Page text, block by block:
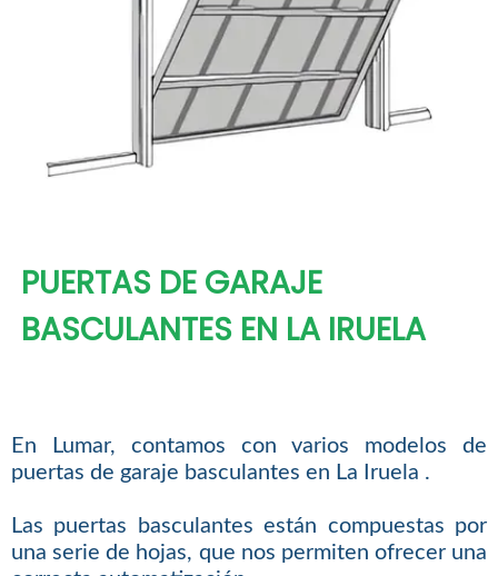
PUERTAS DE GARAJE
BASCULANTES EN LA IRUELA
En Lumar, contamos con varios modelos de
puertas de garaje basculantes en La Iruela .
Las puertas basculantes están compuestas por
una serie de hojas, que nos permiten ofrecer una